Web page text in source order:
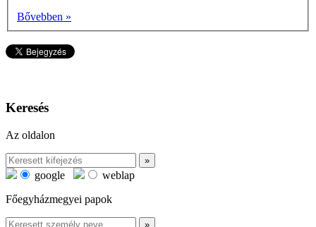
Bővebben »
Keresés
Az oldalon
google
weblap
Főegyházmegyei papok